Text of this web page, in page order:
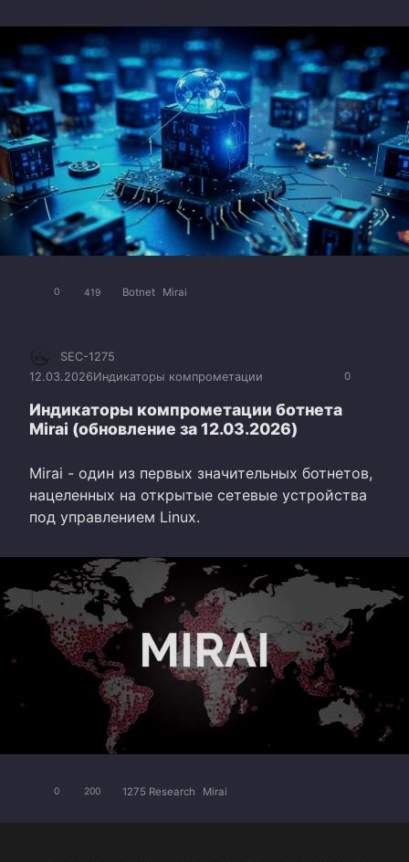
0 419 Botnet Mirai
0
SEC-1275
12.03.2026Индикаторы компрометации
Индикаторы компрометации ботнета
Mirai (обновление за 12.03.2026)
Mirai - один из первых значительных ботнетов,
нацеленных на открытые сетевые устройства
под управлением Linux.
0 200 1275 Research Mirai